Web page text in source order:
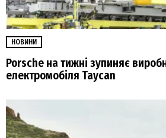
НОВИНИ
Porsche на тижні зупиняє
електромобіля Taycan